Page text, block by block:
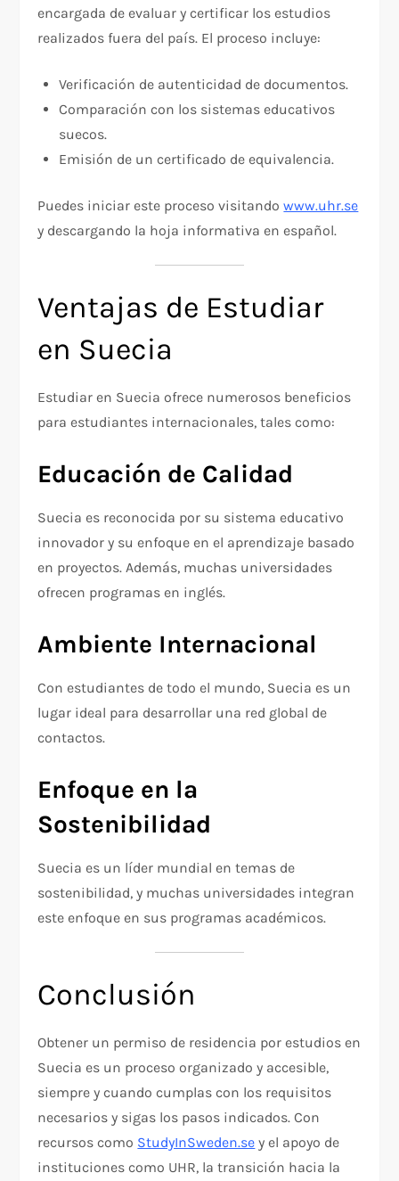
encargada de evaluar y certificar los estudios
realizados fuera del país. El proceso incluye:
Verificación de autenticidad de documentos.
Comparación con los sistemas educativos
suecos.
Emisión de un certificado de equivalencia.
Puedes iniciar este proceso visitandowww.uhr.se
y descargando la hoja informativa en español.
Ventajas de Estudiar
en Suecia
Estudiar en Suecia ofrece numerosos beneficios
para estudiantes internacionales, tales como:
Educación de Calidad
Suecia es reconocida por su sistema educativo
innovador y su enfoque en el aprendizaje basado
en proyectos. Además, muchas universidades
ofrecen programas en inglés.
Ambiente Internacional
Con estudiantes de todo el mundo, Suecia es un
lugar ideal para desarrollar una red global de
contactos.
Enfoque en la
Sostenibilidad
Suecia es un líder mundial en temas de
sostenibilidad, y muchas universidades integran
este enfoque en sus programas académicos.
Conclusión
Obtener un permiso de residencia por estudios en
Suecia es un proceso organizado y accesible,
siempre y cuando cumplas con los requisitos
necesarios y sigas los pasos indicados. Con
recursos como StudyInSweden.se y el apoyo de
instituciones como UHR, la transición hacia la